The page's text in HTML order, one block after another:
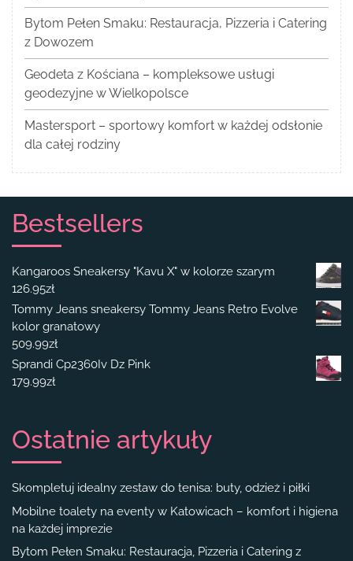
Bytom Pełen Smaku: Restauracja, Pizzeria i Catering
z Dowozem
Geodeta z Kościana – kompleksowe usługi
geodezyjne w Wielkopolsce
Mastersport – sportowy komfort w każdej odsłonie
dla całej rodziny
Bestsellers
Kangaroos Sneakersy "Kavu X" w kolorze szarym
126.95zł
Tommy Jeans sneakersy Tommy Jeans Retro Evolve
kolor granatowy
509.99zł
Sprandi Cp2360Iv Dz Pink
179.99zł
Ostatnie artykuły
Skompletuj idealny zestaw do tenisa: buty, odzież i piłki
Mobilne toalety na eventy w Katowicach – komfort i higiena
na każdej imprezie
Bytom Pełen Smaku: Restauracja, Pizzeria i Catering z